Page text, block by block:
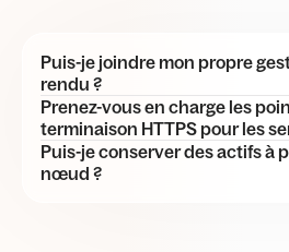
Puis-je joindre mon propre
rendu ?
Oui Vous pouvez exécuter
l'instance ou vous connecter via
Prenez-vous en charge les
terminaison HTTPS pour les
Oui Le protocole HTTPS est
pouvez également utiliser le
Puis-je conserver des actifs à
nœud ?